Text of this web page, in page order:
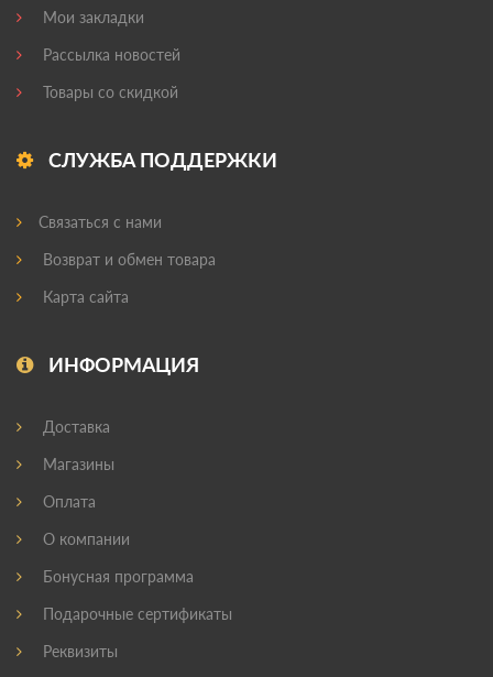
Мои закладки
Рассылка новостей
Товары со скидкой
СЛУЖБА ПОДДЕРЖКИ
Связаться с нами
Возврат и обмен товара
Карта сайта
ИНФОРМАЦИЯ
Доставка
Магазины
Оплата
О компании
Бонусная программа
Подарочные сертификаты
Реквизиты